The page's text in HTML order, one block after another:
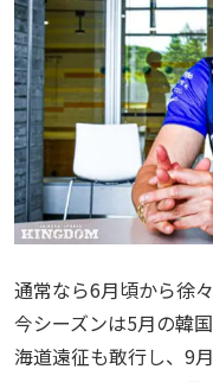
通常なら6月頃から徐
今シーズンは5月の韓
海道遠征も敢行し、9